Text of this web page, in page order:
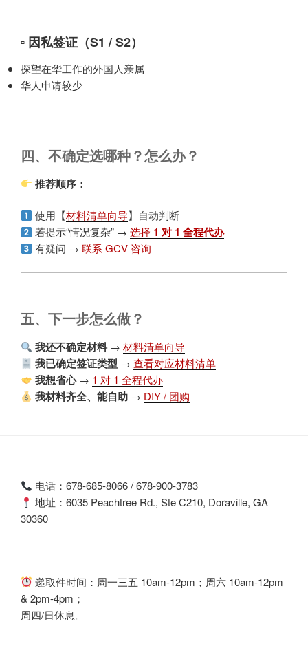
▫ 因私签证（S1 / S2）
探望在华工作的外国人亲属
华人申请较少
四、不确定选哪种？怎么办？
推荐顺序：
使用【材料清单向导】自动判断
若提示“情况复杂” →选择 1 对 1 全程代办
有疑问 →联系 GCV 咨询
五、下一步怎么做？
我还不确定材料 →材料清单向导
我已确定签证类型 →查看对应材料清单
我想省心→ 1 对 1 全程代办
我材料齐全、能自助 → DIY / 团购
电话：678-685-8066 / 678-900-3783
地址：6035 Peachtree Rd., Ste C210, Doraville, GA
30360
递取件时间：周一三五 10am-12pm；周六 10am-12pm
& 2pm-4pm；
周四/日休息。